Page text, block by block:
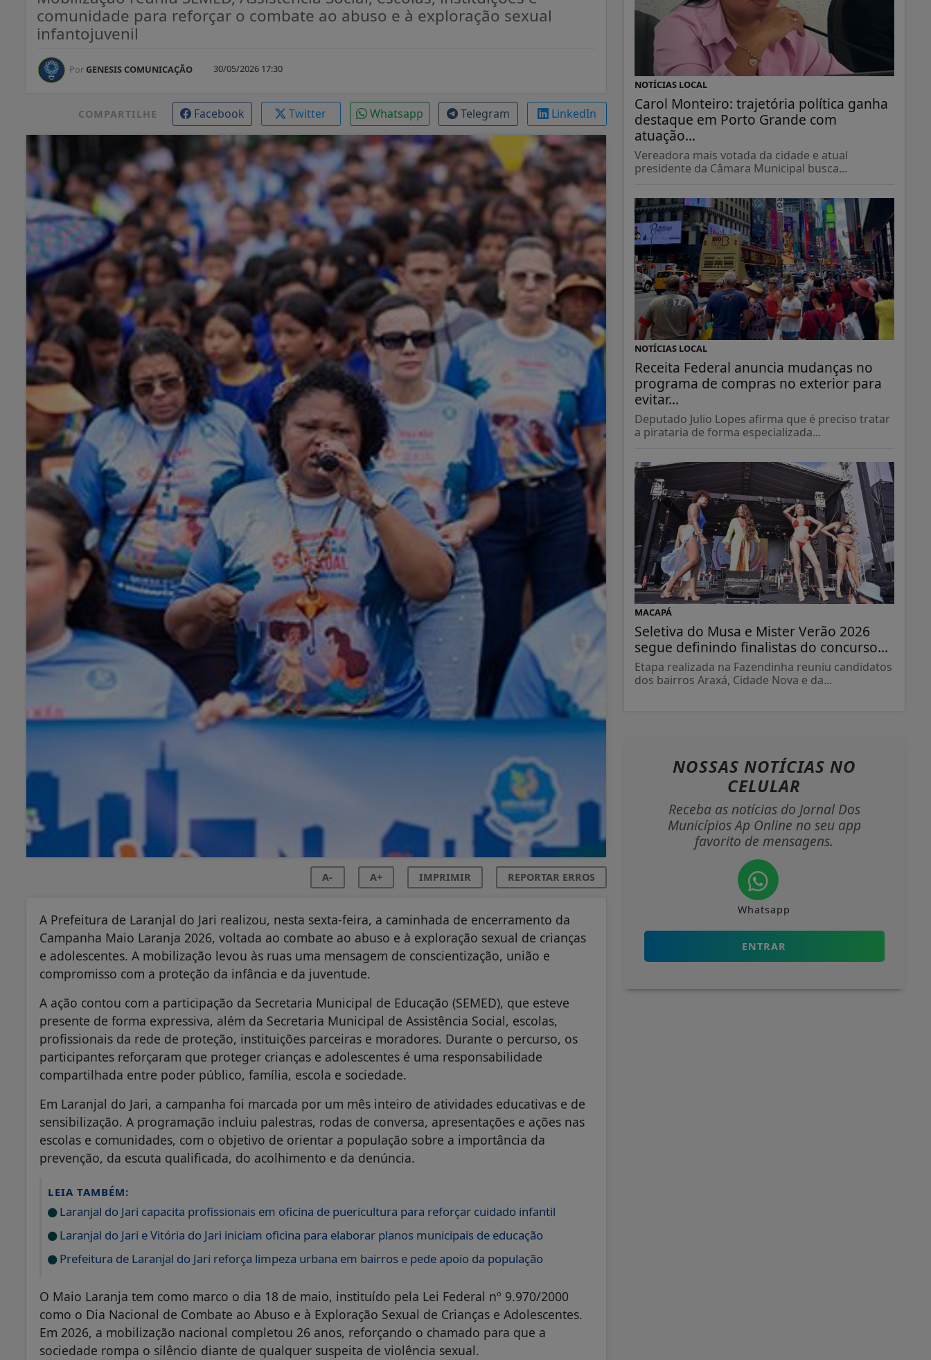
comunidade para reforçar o combate ao abuso e à exploração sexual
infantojuvenil
Por GENESIS COMUNICAÇÃO 30/05/2026 17:30
COMPARTILHE Facebook Twitter Whatsapp Telegram LinkedIn
A- A+ IMPRIMIR REPORTAR ERROS
A Prefeitura de Laranjal do Jari realizou, nesta sexta-feira, a caminhada de encerramento da
Campanha Maio Laranja 2026, voltada ao combate ao abuso e à exploração sexual de crianças
e adolescentes. A mobilização levou às ruas uma mensagem de conscientização, união e
compromisso com a proteção da infância e da juventude.
A ação contou com a participação da Secretaria Municipal de Educação (SEMED), que esteve
presente de forma expressiva, além da Secretaria Municipal de Assistência Social, escolas,
profissionais da rede de proteção, instituições parceiras e moradores. Durante o percurso, os
participantes reforçaram que proteger crianças e adolescentes é uma responsabilidade
compartilhada entre poder público, família, escola e sociedade.
Em Laranjal do Jari, a campanha foi marcada por um mês inteiro de atividades educativas e de
sensibilização. A programação incluiu palestras, rodas de conversa, apresentações e ações nas
escolas e comunidades, com o objetivo de orientar a população sobre a importância da
prevenção, da escuta qualificada, do acolhimento e da denúncia.
LEIA TAMBÉM:
Laranjal do Jari capacita profissionais em oficina de puericultura para reforçar cuidado infantil
Laranjal do Jari e Vitória do Jari iniciam oficina para elaborar planos municipais de educação
Prefeitura de Laranjal do Jari reforça limpeza urbana em bairros e pede apoio da população
O Maio Laranja tem como marco o dia 18 de maio, instituído pela Lei Federal nº 9.970/2000
como o Dia Nacional de Combate ao Abuso e à Exploração Sexual de Crianças e Adolescentes.
Em 2026, a mobilização nacional completou 26 anos, reforçando o chamado para que a
sociedade rompa o silêncio diante de qualquer suspeita de violência sexual.
NOTÍCIAS LOCAL
Carol Monteiro: trajetória política ganha
destaque em Porto Grande com
atuação...
Vereadora mais votada da cidade e atual
presidente da Câmara Municipal busca...
NOTÍCIAS LOCAL
Receita Federal anuncia mudanças no
programa de compras no exterior para
evitar...
Deputado Julio Lopes afirma que é preciso tratar
a pirataria de forma especializada...
MACAPÁ
Seletiva do Musa e Mister Verão 2026
segue definindo finalistas do concurso...
Etapa realizada na Fazendinha reuniu candidatos
dos bairros Araxá, Cidade Nova e da...
NOSSAS NOTÍCIAS NO
CELULAR
Receba as notícias do Jornal Dos
Municípios Ap Online no seu app
favorito de mensagens.
Whatsapp
ENTRAR